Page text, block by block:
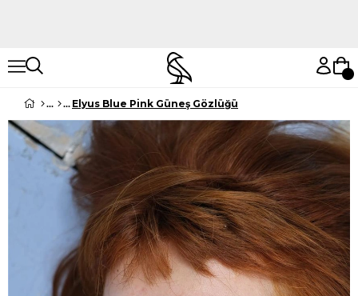
Elyus Blue Pink Güneş Gözlüğü